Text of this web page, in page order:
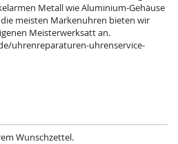
Metall wie Aluminium-Gehäuse
meisten Markenuhren bieten wir
Meisterwerksatt an.
uhrenreparaturen-uhrenservice-
Wunschzettel.